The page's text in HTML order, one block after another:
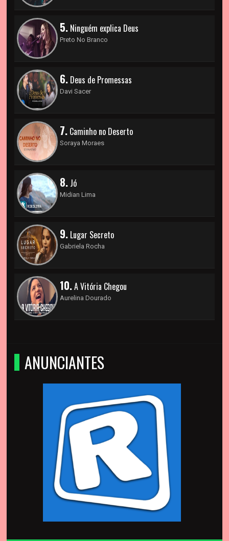
5. Ninguém explica Deus
Preto No Branco
6. Deus de Promessas
Davi Sacer
7. Caminho no Deserto
Soraya Moraes
8. Jó
Midian Lima
9. Lugar Secreto
Gabriela Rocha
10.A Vitória Chegou
Aurelina Dourado
ANUNCIANTES